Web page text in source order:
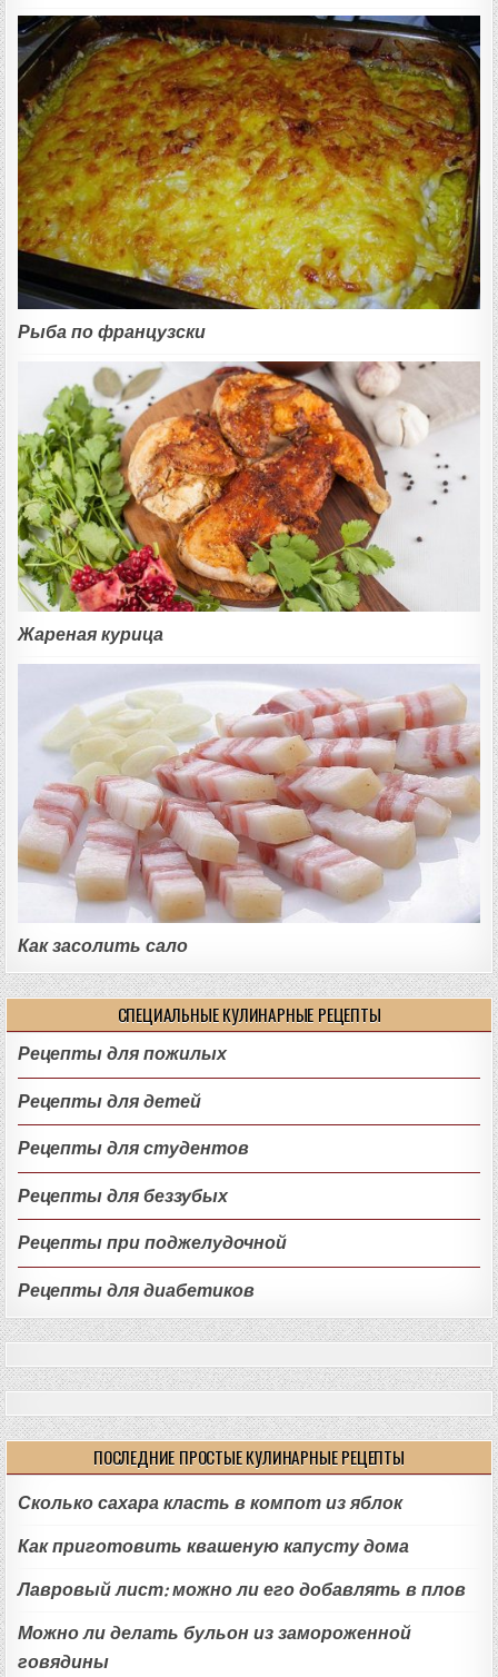
Рыба по французски
Жареная курица
Как засолить сало
СПЕЦИАЛЬНЫЕ КУЛИНАРНЫЕ РЕЦЕПТЫ
Рецепты для пожилых
Рецепты для детей
Рецепты для студентов
Рецепты для беззубых
Рецепты при поджелудочной
Рецепты для диабетиков
ПОСЛЕДНИЕ ПРОСТЫЕ КУЛИНАРНЫЕ РЕЦЕПТЫ
Сколько сахара класть в компот из яблок
Как приготовить квашеную капусту дома
Лавровый лист: можно ли его добавлять в плов
Можно ли делать бульон из замороженной
говядины